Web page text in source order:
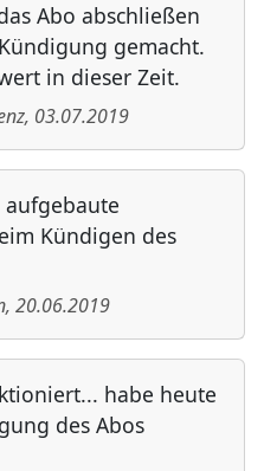
Abo abschließen
gemacht.
in dieser Zeit.
, 03.07.2019
Kündigen des
, 20.06.2019
habe heute
des Abos